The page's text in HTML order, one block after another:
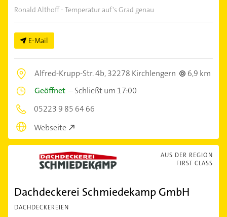
Ronald Althoff - Temperatur auf's Grad genau
E-Mail
Alfred-Krupp-Str. 4b,32278 Kirchlengern
6,9 km
Geöffnet –Schließt um 17:00
05223 9 85 64 66
Webseite
AUS DER REGION
FIRST CLASS
Dachdeckerei Schmiedekamp GmbH
DACHDECKEREIEN